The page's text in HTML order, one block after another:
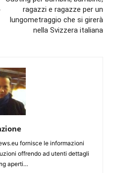
ragazzi e ragazze per un
lungometraggio che si girerà
nella Svizzera italiana
fornisce le informazioni
offrendo ad utenti dettagli
aperti…